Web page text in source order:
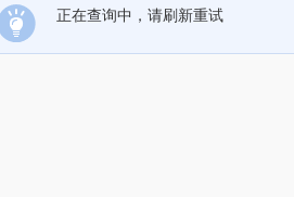
正在查询中，请刷新重试